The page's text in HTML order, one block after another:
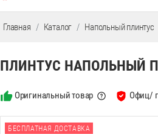
Главная Каталог Напольный плинтус
ПЛИНТУС НАПОЛЬНЫЙ
Оригинальный товар Офиц/
БЕСПЛАТНАЯ ДОСТАВКА